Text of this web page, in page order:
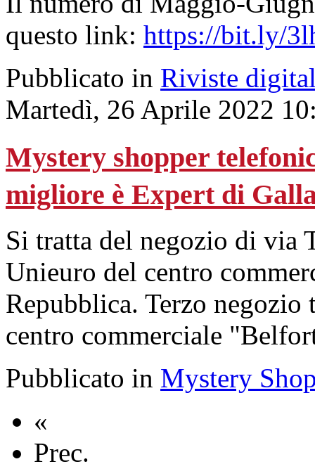
questo link: https://bit.ly/
Pubblicato in Riviste
Martedì, 26 Aprile 2022
Mystery shopper
migliore è Expert di
Si tratta del negozio di via
Unieuro del centro
Repubblica. Terzo
centro commerciale
Pubblicato in Mystery
«
Prec.